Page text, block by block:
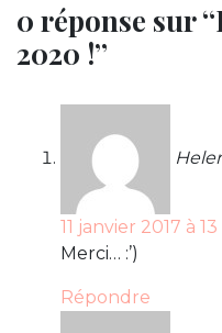
0 réponse sur
2020 !”
11 janvier 2017 à
Merci… :’)
Répondre